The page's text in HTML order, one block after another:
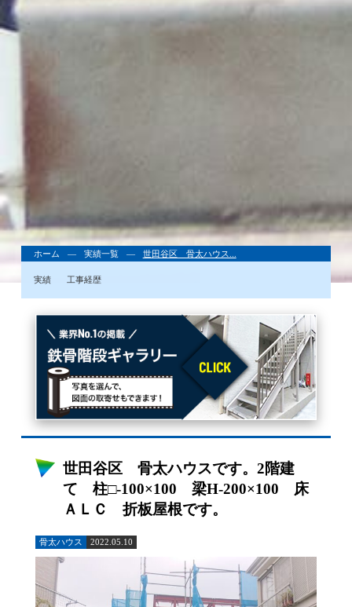
ホーム 実績一覧 世田谷区 骨太ハウス...
実績 工事経歴
世田谷区 骨太ハウスです。2階建
て 柱□-100×100 梁H-200×100 床
ＡＬＣ 折板屋根です。
骨太ハウス 2022.05.10